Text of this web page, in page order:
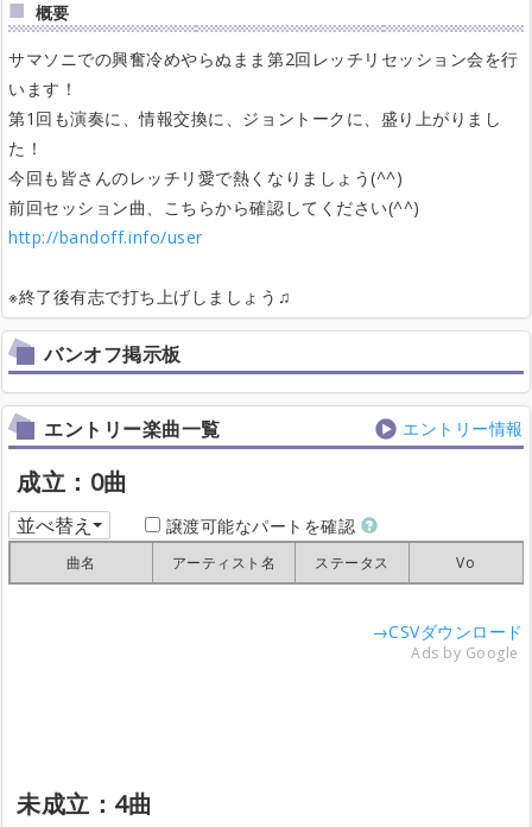
概要
サマソニでの興奮冷めやらぬまま第2回レッチリセッション会を行
います！
第1回も演奏に、情報交換に、ジョントークに、盛り上がりまし
た！
今回も皆さんのレッチリ愛で熱くなりましょう(^^)
前回セッション曲、こちらから確認してください(^^)
http://bandoff.info/user
※終了後有志で打ち上げしましょう♫
バンオフ掲示板
エントリー楽曲一覧 エントリー情報
成立：0曲
並べ替え 譲渡可能なパートを確認
曲名 アーティスト名 ステータス Vo
曲名 アーティスト名 ステータス Vo
曲名 アーティスト名 ステータス Vo
曲名 アーティスト名 ステータス Vo
→CSVダウンロード
Ads by Google
未成立：4曲